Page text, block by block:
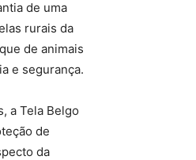
de uma
rurais da
de animais
e segurança.
a Tela Belgo
de
da